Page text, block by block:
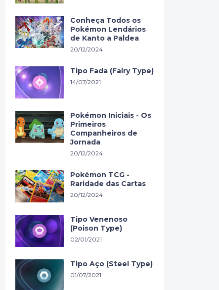
Conheça Todos os
Pokémon Lendários
de Kanto a Paldea
20/12/2024
Tipo Fada (Fairy Type)
14/07/2021
Pokémon Iniciais - Os
Primeiros
Companheiros de
Jornada
20/12/2024
Pokémon TCG -
Raridade das Cartas
20/12/2024
Tipo Venenoso
(Poison Type)
02/01/2021
Tipo Aço (Steel Type)
01/07/2021